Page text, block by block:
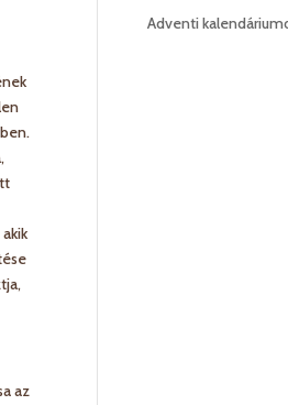
az
termék
Adventi